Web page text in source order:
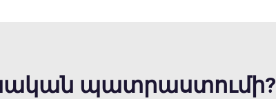
պատրաստումի?